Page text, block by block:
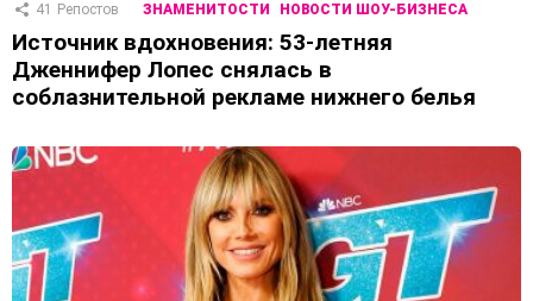
41 Репостов ЗНАМЕНИТОСТИ НОВОСТИ ШОУ-БИЗНЕСА
Источник вдохновения: 53-летняя
Дженнифер Лопес снялась в
соблазнительной рекламе нижнего белья